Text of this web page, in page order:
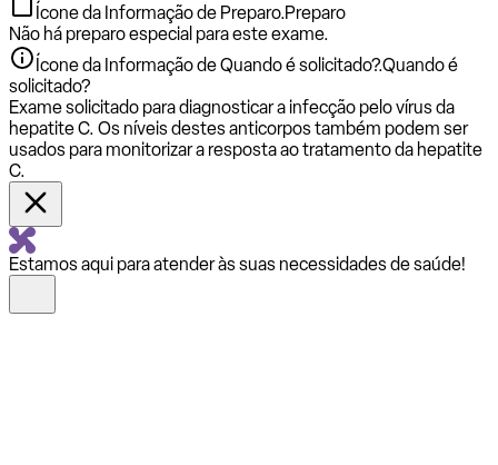
Ícone da Informação de Preparo.Preparo
Não há preparo especial para este exame.
Ícone da Informação de Quando é solicitado?.Quando é
solicitado?
Exame solicitado para diagnosticar a infecção pelo vírus da
hepatite C. Os níveis destes anticorpos também podem ser
usados para monitorizar a resposta ao tratamento da hepatite
C.
Estamos aqui para atender às suas necessidades de saúde!